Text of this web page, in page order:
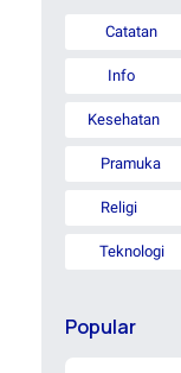
Catatan
Info
Kesehatan
Pramuka
Religi
Teknologi
Popular